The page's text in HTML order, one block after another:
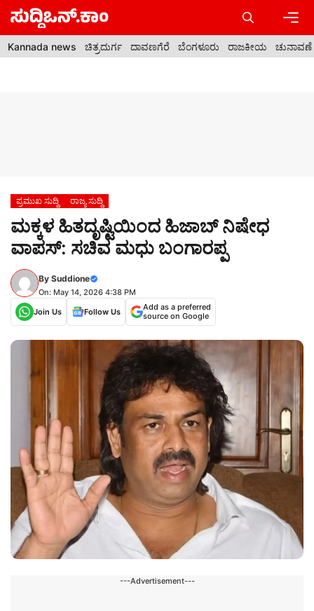
Skip
content
Kannada news ಚಿತ್ರದುರ್ಗ ದಾವಣಗೆರೆ ಬೆಂಗಳೂರು ರಾಜಕೀಯ ಚುನಾವಣೆ
ಪ್ರಮುಖ ಸುದ್ದಿ ರಾಜ್ಯ ಸುದ್ದಿ
ಮಕ್ಕಳ ಹಿತದೃಷ್ಟಿಯಿಂದ ಹಿಜಾಬ್ ನಿಷೇಧ
ವಾಪಸ್: ಸಚಿವ ಮಧು ಬಂಗಾರಪ್ಪ
By Suddione
On: May 14, 2026 4:38 PM
Join Us
Follow Us
Add as a preferred
source on Google
---Advertisement---